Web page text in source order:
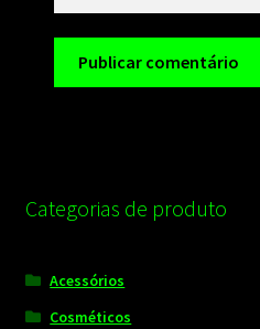
Categorias de produto
Acessórios
Cosméticos